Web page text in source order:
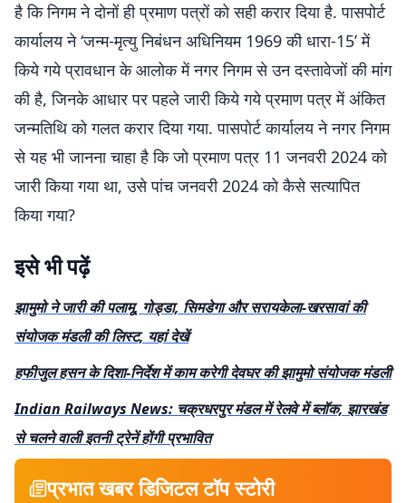
है कि निगम ने दोनों ही प्रमाण पत्रों को सही करार दिया है. पासपोर्ट
कार्यालय ने ‘जन्म-मृत्यु निबंधन अधिनियम 1969 की धारा-15’ में
किये गये प्रावधान के आलोक में नगर निगम से उन दस्तावेजों की मांग
की है, जिनके आधार पर पहले जारी किये गये प्रमाण पत्र में अंकित
जन्मतिथि को गलत करार दिया गया. पासपोर्ट कार्यालय ने नगर निगम
से यह भी जानना चाहा है कि जो प्रमाण पत्र 11 जनवरी 2024 को
जारी किया गया था, उसे पांच जनवरी 2024 को कैसे सत्यापित
किया गया?
इसे भी पढ़ें
झामुमो ने जारी की पलामू, गोड्डा, सिमडेगा और सरायकेला-खरसावां की
संयोजक मंडली की लिस्ट, यहां देखें
हफीजुल हसन के दिशा-निर्देश में काम करेगी देवघर की झामुमो संयोजक मंडली
Indian Railways News: चक्रधरपुर मंडल में रेलवे में ब्लॉक, झारखंड
से चलने वाली इतनी ट्रेनें होंगी प्रभावित
प्रभात खबर डिजिटल टॉप स्टोरी